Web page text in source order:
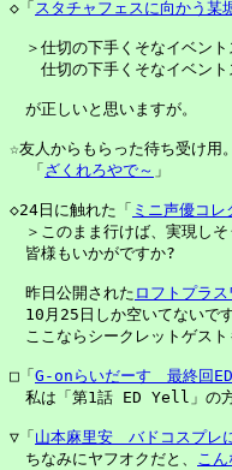
◇「 スタチャフェスに向かう
＞仕切の下手くそなイベン
仕切の下手くそなイベント
が正しいと思いますが。
☆友人からもらった待ち受け
  「
ざくれろやで～ 」
◇24日に触れた「 ミニ声優コレ
＞このまま行けば、実現しそ
皆様もいかがですか?
昨日公開された ロフトプラ
10月25日しか空いてないです
ここならシークレットゲス
□「 G-onらいだーす　最終回
私は「第1話 ED Yell」の
▽「 山本麻里安　バドコスプレ
ちなみにヤフオクだと、 こん